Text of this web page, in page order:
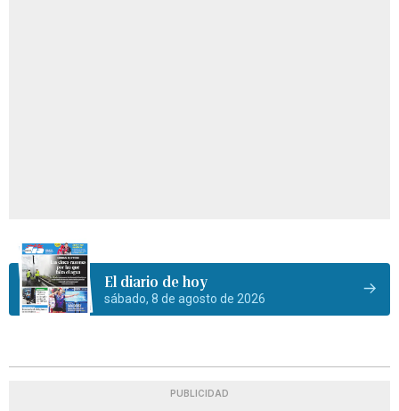
El diario de hoy
sábado, 8 de agosto de 2026
PUBLICIDAD